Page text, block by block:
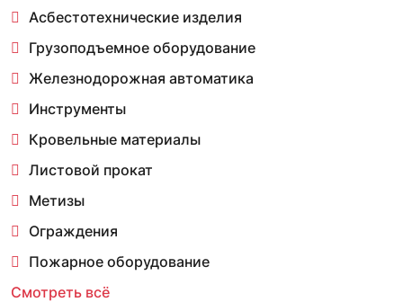
Асбестотехнические изделия
Грузоподъемное оборудование
Железнодорожная автоматика
Инструменты
Кровельные материалы
Листовой прокат
Метизы
Ограждения
Пожарное оборудование
Смотреть всё